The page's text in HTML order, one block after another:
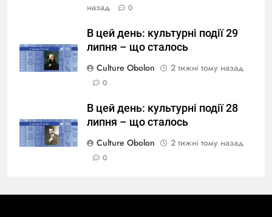
назад
0
В цей день: культурні події 29
липня – що сталось
Culture Obolon
2 тижні тому назад
0
В цей день: культурні події 28
липня – що сталось
Culture Obolon
2 тижні тому назад
0